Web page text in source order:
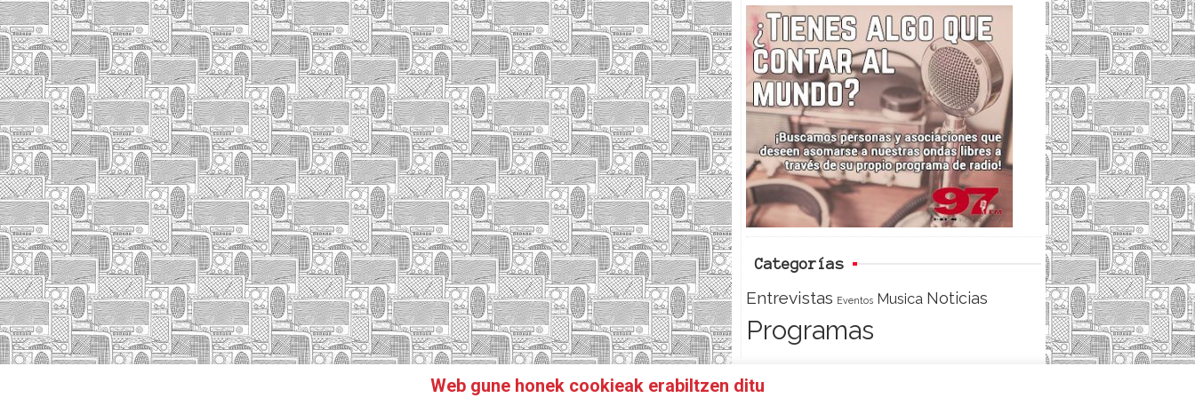
c
e
b
o
o
i
t
t
e
r
e
d
Categorías
Entrevistas Eventos Musica Noticias
Programas
HAZTE SOCI@! FACEBOOK TWITTER CONTACTO
Web gune honek cookieak erabiltzen ditu